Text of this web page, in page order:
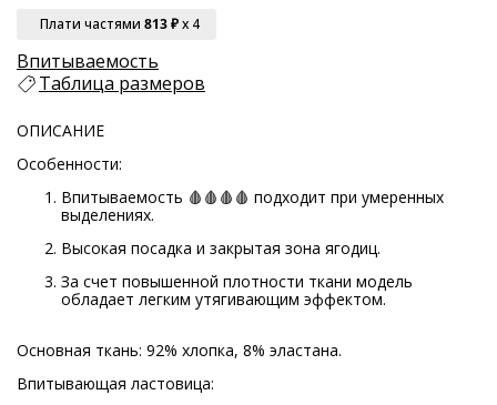
Плати частями 813 ₽x 4
Впитываемость
Таблица размеров
ОПИСАНИЕ
Особенности:
Впитываемость 🩸🩸🩸🩸 подходит при умеренных
выделениях.
Высокая посадка и закрытая зона ягодиц.
За счет повышенной плотности ткани модель
обладает легким утягивающим эффектом.
Основная ткань: 92% хлопка, 8% эластана.
Впитывающая ластовица: